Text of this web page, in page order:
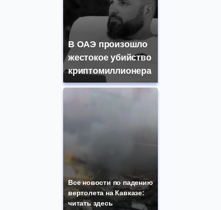
В ОАЭ произошло
жестокое убийство
криптомиллионера
Все новости по падению
вертолета на Кавказе:
читать здесь